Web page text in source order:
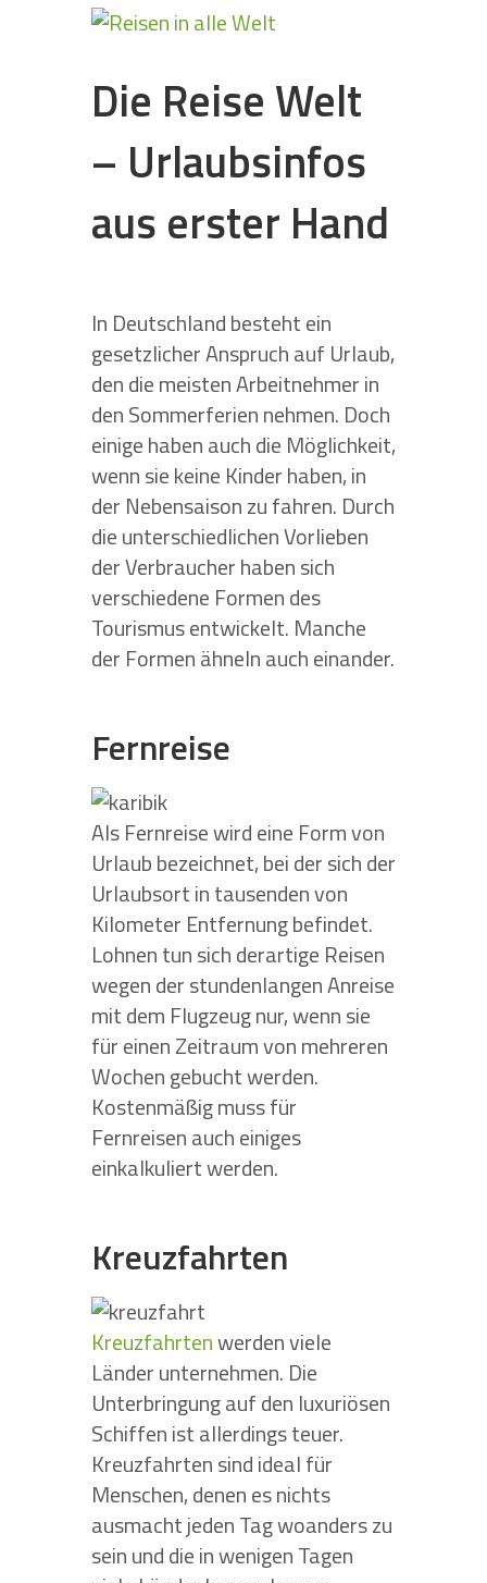
Die Reise Welt
– Urlaubsinfos
aus erster Hand
In Deutschland besteht ein
gesetzlicher Anspruch auf Urlaub,
den die meisten Arbeitnehmer in
den Sommerferien nehmen. Doch
einige haben auch die Möglichkeit,
wenn sie keine Kinder haben, in
der Nebensaison zu fahren. Durch
die unterschiedlichen Vorlieben
der Verbraucher haben sich
verschiedene Formen des
Tourismus entwickelt. Manche
der Formen ähneln auch einander.
Fernreise
Als Fernreise wird eine Form von
Urlaub bezeichnet, bei der sich der
Urlaubsort in tausenden von
Kilometer Entfernung befindet.
Lohnen tun sich derartige Reisen
wegen der stundenlangen Anreise
mit dem Flugzeug nur, wenn sie
für einen Zeitraum von mehreren
Wochen gebucht werden.
Kostenmäßig muss für
Fernreisen auch einiges
einkalkuliert werden.
Kreuzfahrten
Kreuzfahrtenwerden viele
Länder unternehmen. Die
Unterbringung auf den luxuriösen
Schiffen ist allerdings teuer.
Kreuzfahrten sind ideal für
Menschen, denen es nichts
ausmacht jeden Tag woanders zu
sein und die in wenigen Tagen